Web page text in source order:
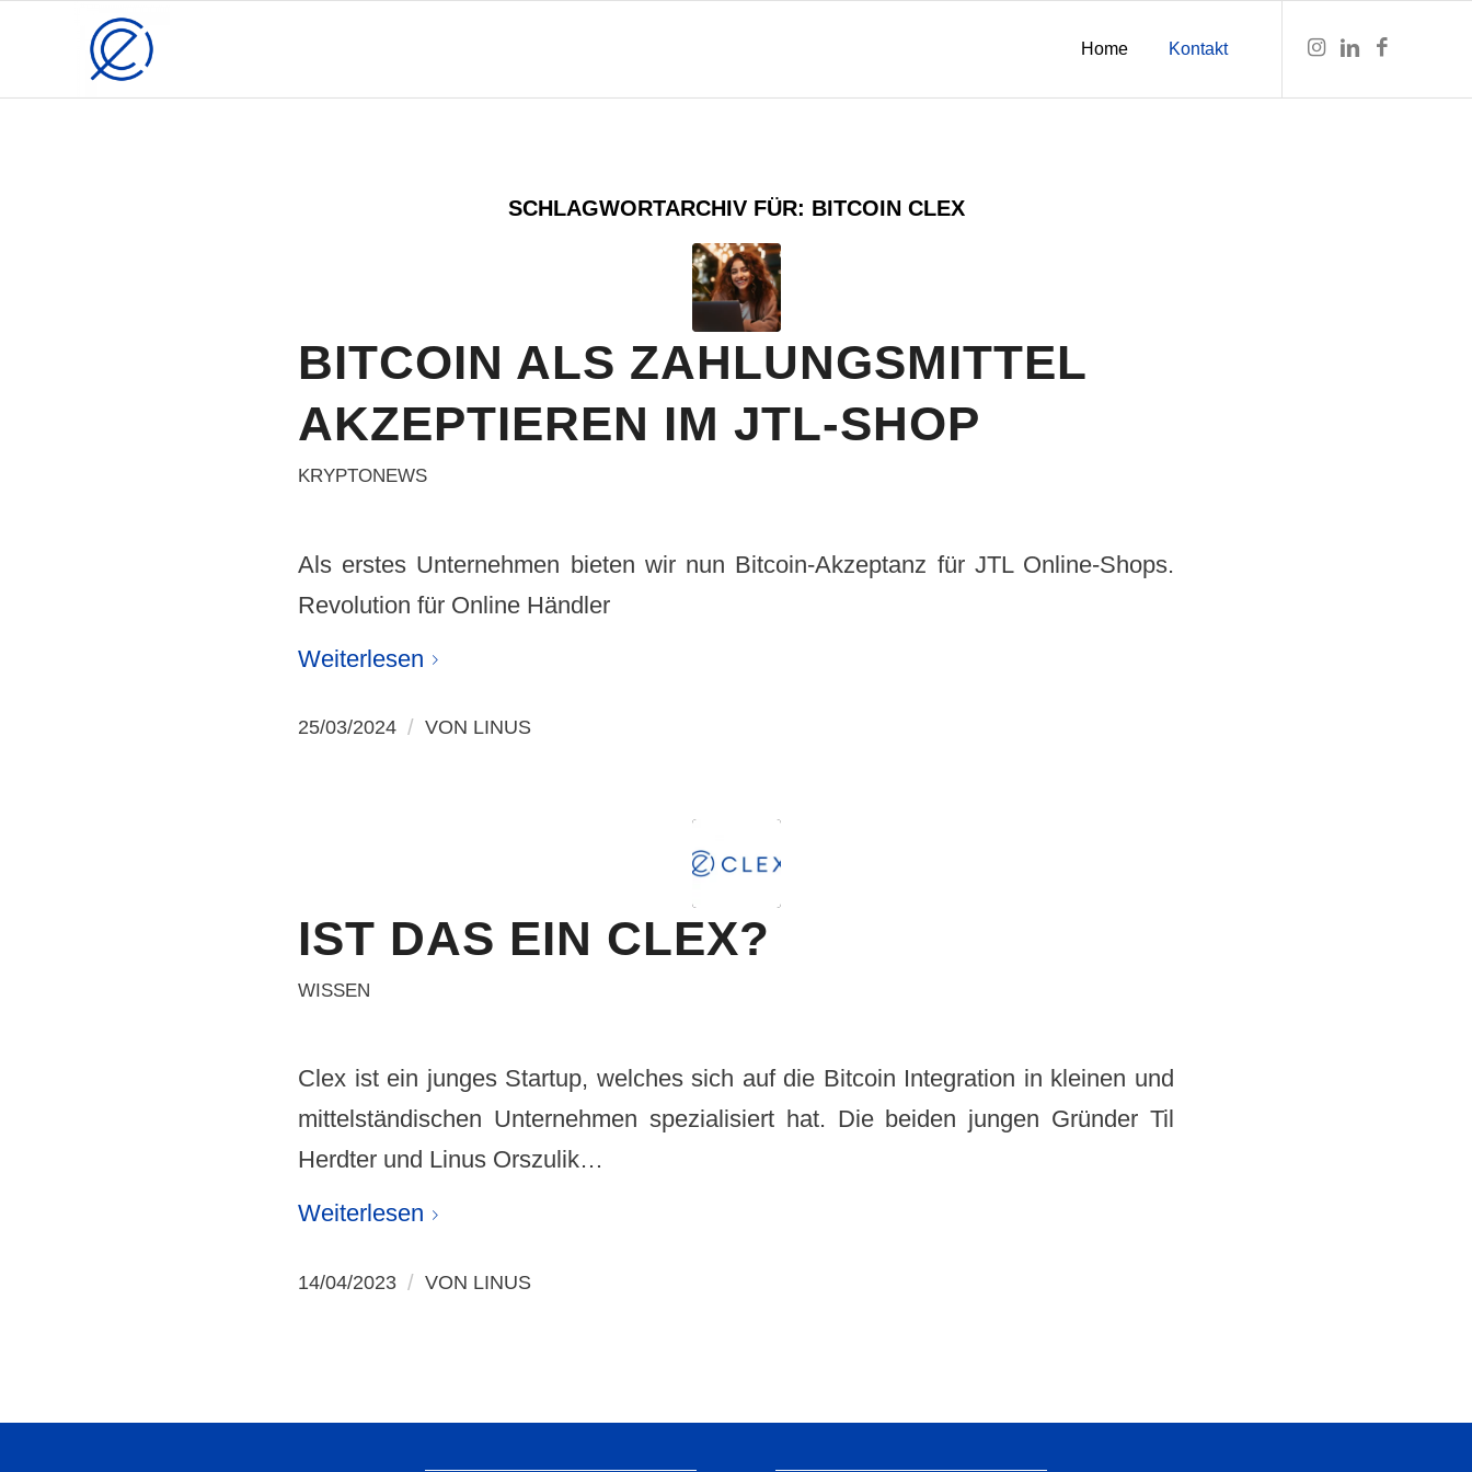
Home Kontakt
SCHLAGWORTARCHIV FÜR: BITCOIN CLEX
BITCOIN ALS ZAHLUNGSMITTEL
AKZEPTIEREN IM JTL-SHOP
KRYPTONEWS
Als erstes Unternehmen bieten wir nun Bitcoin-Akzeptanz für JTL Online-Shops.
Revolution für Online Händler
Weiterlesen
25/03/2024 / VON LINUS
IST DAS EIN CLEX?
WISSEN
Clex ist ein junges Startup, welches sich auf die Bitcoin Integration in kleinen und
mittelständischen Unternehmen spezialisiert hat. Die beiden jungen Gründer Til
Herdter und Linus Orszulik…
Weiterlesen
14/04/2023 / VON LINUS